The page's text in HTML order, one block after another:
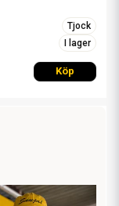
Tjock
I lager
Köp